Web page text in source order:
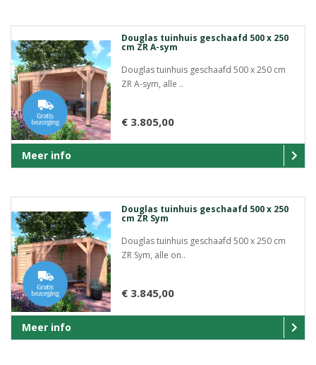
Douglas tuinhuis geschaafd 500 x 250
cm ZR A-sym
Douglas tuinhuis geschaafd 500 x 250 cm
ZR A-sym, alle ..
€ 3.805,00
Meer info
Douglas tuinhuis geschaafd 500 x 250
cm ZR Sym
Douglas tuinhuis geschaafd 500 x 250 cm
ZR Sym, alle on..
€ 3.845,00
Meer info